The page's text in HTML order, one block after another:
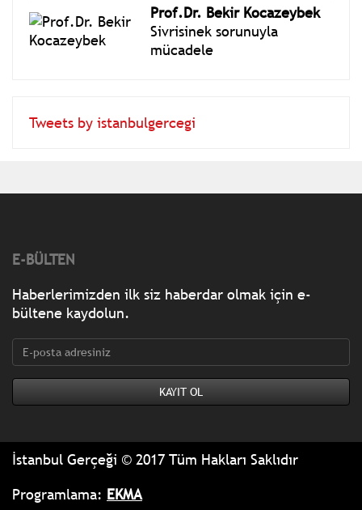
Prof.Dr. Bekir Kocazeybek
Sivrisinek sorunuyla
mücadele
Tweets by istanbulgercegi
E-BÜLTEN
Haberlerimizden ilk siz haberdar olmak için e-
bültene kaydolun.
İstanbul Gerçeği © 2017 Tüm Hakları Saklıdır
Programlama: EKMA